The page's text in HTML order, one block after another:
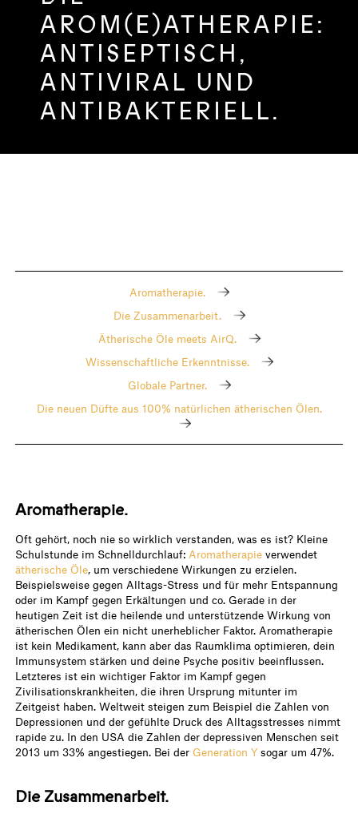
AROM(E)ATHERAPIE:
ANTISEPTISCH,
ANTIVIRAL UND
ANTIBAKTERIELL.
Aromatherapie.
Die Zusammenarbeit.
Ätherische Öle meets AirQ.
Wissenschaftliche Erkenntnisse.
Globale Partner.
Die neuen Düfte aus 100% natürlichen ätherischen Ölen.
Aromatherapie.
Oft gehört, noch nie so wirklich verstanden, was es ist? Kleine
Schulstunde im Schnelldurchlauf: Aromatherapie verwendet
ätherische Öle, um verschiedene Wirkungen zu erzielen.
Beispielsweise gegen Alltags-Stress und für mehr Entspannung
oder im Kampf gegen Erkältungen und co. Gerade in der
heutigen Zeit ist die heilende und unterstützende Wirkung von
ätherischen Ölen ein nicht unerheblicher Faktor. Aromatherapie
ist kein Medikament, kann aber das Raumklima optimieren, dein
Immunsystem stärken und deine Psyche positiv beeinflussen.
Letzteres ist ein wichtiger Faktor im Kampf gegen
Zivilisationskrankheiten, die ihren Ursprung mitunter im
Zeitgeist haben. Weltweit steigen zum Beispiel die Zahlen von
Depressionen und der gefühlte Druck des Alltagsstresses nimmt
rapide zu. In den USA die Zahlen der depressiven Menschen seit
2013 um 33% angestiegen. Bei der Generation Y sogar um 47%.
Die Zusammenarbeit.